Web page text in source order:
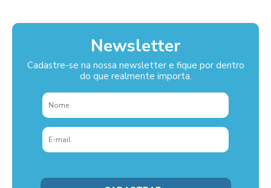
Newsletter
Cadastre-se na nossa newsletter e fique por dentro
do que realmente importa.